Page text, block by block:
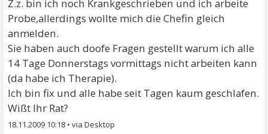
Z.z. bin ich noch Krankgeschrieben und ich arbeite
Probe,allerdings wollte mich die Chefin gleich
anmelden.
Sie haben auch doofe Fragen gestellt warum ich alle
14 Tage Donnerstags vormittags nicht arbeiten kann
(da habe ich Therapie).
Ich bin fix und alle habe seit Tagen kaum geschlafen.
Wißt Ihr Rat?
18.11.2009 10:18 •